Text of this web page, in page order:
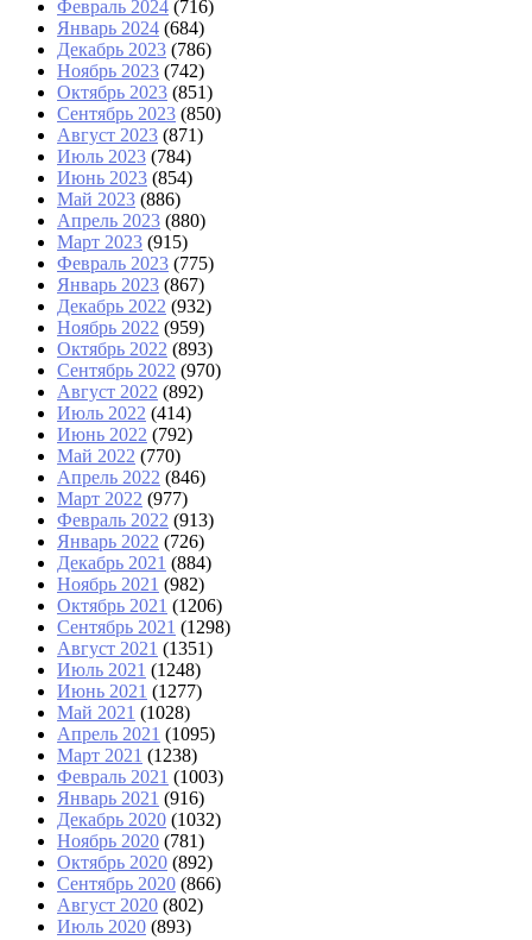
Февраль 2024 (716)
Январь 2024 (684)
Декабрь 2023 (786)
Ноябрь 2023 (742)
Октябрь 2023 (851)
Сентябрь 2023 (850)
Август 2023 (871)
Июль 2023 (784)
Июнь 2023 (854)
Май 2023 (886)
Апрель 2023 (880)
Март 2023 (915)
Февраль 2023 (775)
Январь 2023 (867)
Декабрь 2022 (932)
Ноябрь 2022 (959)
Октябрь 2022 (893)
Сентябрь 2022 (970)
Август 2022 (892)
Июль 2022 (414)
Июнь 2022 (792)
Май 2022 (770)
Апрель 2022 (846)
Март 2022 (977)
Февраль 2022 (913)
Январь 2022 (726)
Декабрь 2021 (884)
Ноябрь 2021 (982)
Октябрь 2021 (1206)
Сентябрь 2021 (1298)
Август 2021 (1351)
Июль 2021 (1248)
Июнь 2021 (1277)
Май 2021 (1028)
Апрель 2021 (1095)
Март 2021 (1238)
Февраль 2021 (1003)
Январь 2021 (916)
Декабрь 2020 (1032)
Ноябрь 2020 (781)
Октябрь 2020 (892)
Сентябрь 2020 (866)
Август 2020 (802)
Июль 2020 (893)